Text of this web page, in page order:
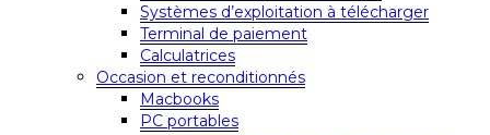
Systèmes d’exploitation à télécharger
Terminal de paiement
Calculatrices
Occasion et reconditionnés
Macbooks
PC portables